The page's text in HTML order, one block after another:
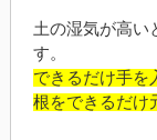
土の湿気が高い
す。
できるだけ手を
根をできるだけ